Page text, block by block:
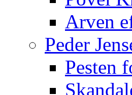
Arven
Peder
Pesten